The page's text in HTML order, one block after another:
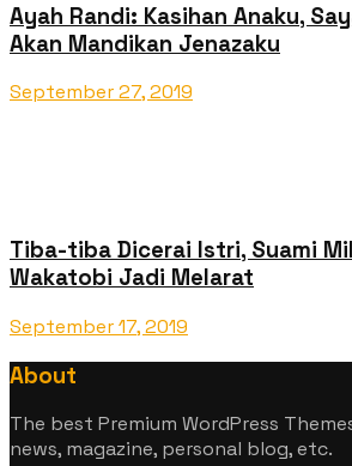
Ayah Randi: Kasihan Anaku,
Akan Mandikan Jenazaku
September 27, 2019
Tiba-tiba Dicerai Istri, Suami
Wakatobi Jadi Melarat
September 17, 2019
About
The best Premium WordPress
news, magazine, personal blog, etc.